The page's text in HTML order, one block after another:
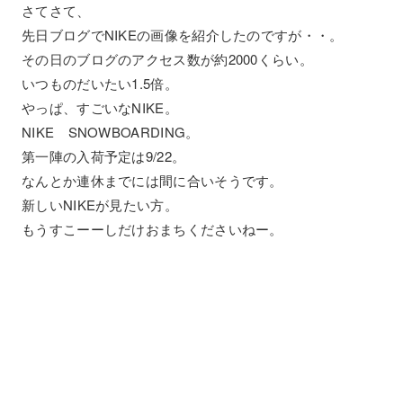
さてさて、
先日ブログでNIKEの画像を紹介したのですが・・。
その日のブログのアクセス数が約2000くらい。
いつものだいたい1.5倍。
やっぱ、すごいなNIKE。
NIKE SNOWBOARDING。
第一陣の入荷予定は9/22。
なんとか連休までには間に合いそうです。
新しいNIKEが見たい方。
もうすこーーしだけおまちくださいねー。